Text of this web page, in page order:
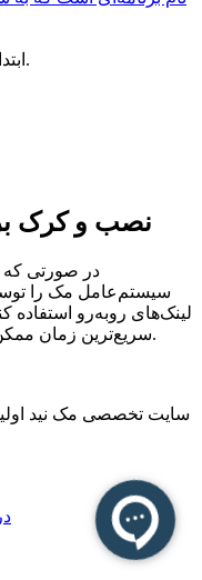
ابتدا تا بتوانید دیدگاهی ارسال کنید.
نصب و کرک
در صورتی که
سیستم‌عامل مک را توسط
لینک‌های رو‌به‌رو استفاده
سریع‌ترین زمان ممکن بر روی سیستم شما نصب و کرک شود.
سایت تخصصی مک نید